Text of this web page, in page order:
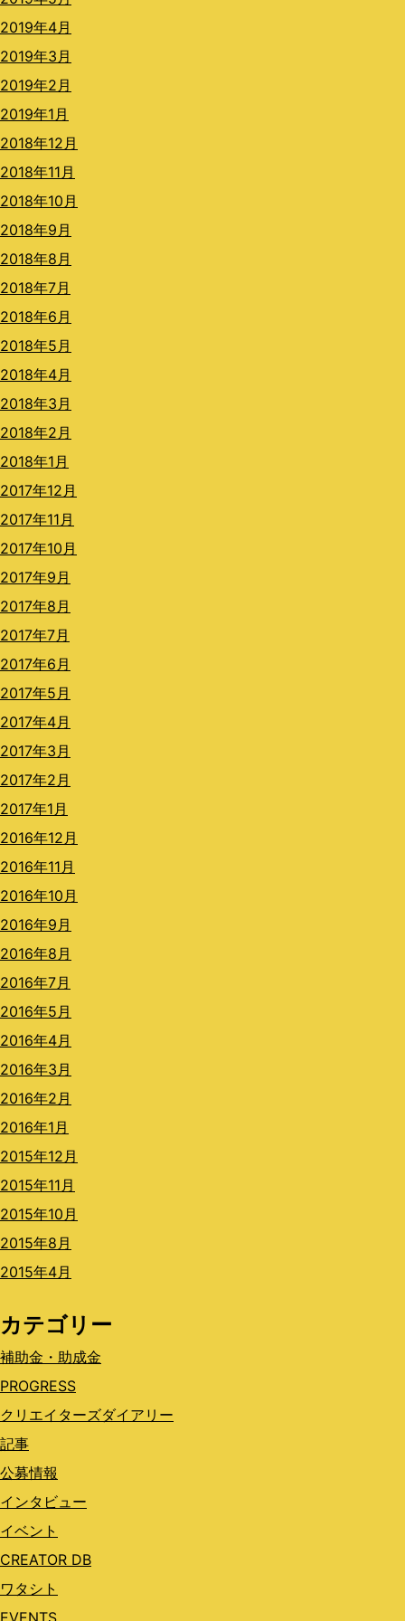
2019年4月
2019年3月
2019年2月
2019年1月
2018年12月
2018年11月
2018年10月
2018年9月
2018年8月
2018年7月
2018年6月
2018年5月
2018年4月
2018年3月
2018年2月
2018年1月
2017年12月
2017年11月
2017年10月
2017年9月
2017年8月
2017年7月
2017年6月
2017年5月
2017年4月
2017年3月
2017年2月
2017年1月
2016年12月
2016年11月
2016年10月
2016年9月
2016年8月
2016年7月
2016年5月
2016年4月
2016年3月
2016年2月
2016年1月
2015年12月
2015年11月
2015年10月
2015年8月
2015年4月
カテゴリー
補助金・助成金
PROGRESS
クリエイターズダイアリー
記事
公募情報
インタビュー
イベント
CREATOR DB
ワタシト